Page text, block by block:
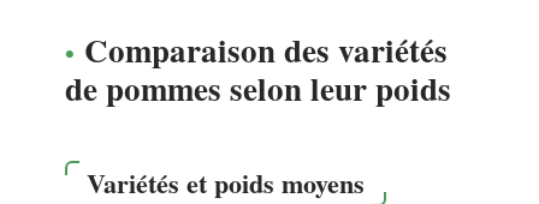
Comparaison des variétés
de pommes selon leur poids
Variétés et poids moyens